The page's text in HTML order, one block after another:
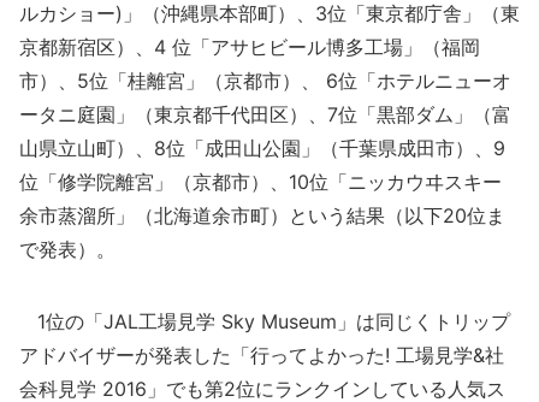
ルカショー)」（沖縄県本部町）、3位「東京都庁舎」（東
京都新宿区）、4 位「アサヒビール博多工場」（福岡
市）、5位「桂離宮」（京都市）、 6位「ホテルニューオ
ータニ庭園」（東京都千代田区）、7位「黒部ダム」（富
山県立山町）、8位「成田山公園」（千葉県成田市）、9
位「修学院離宮」（京都市）、10位「ニッカウヰスキー
余市蒸溜所」（北海道余市町）という結果（以下20位ま
で発表）。
1位の「JAL工場見学 Sky Museum」は同じくトリップ
アドバイザーが発表した「行ってよかった! 工場見学&社
会科見学 2016」でも第2位にランクインしている人気ス